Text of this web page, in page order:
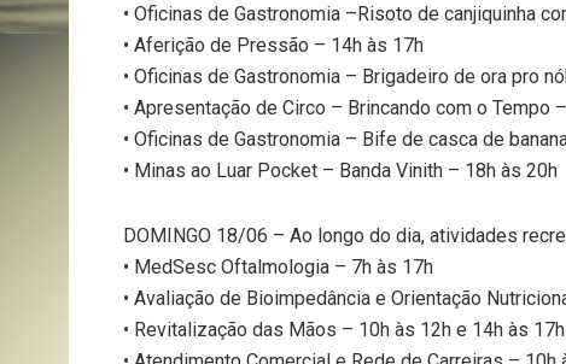
• Oficinas de Gastronomia –Risoto de canjiquinha
• Aferição de Pressão – 14h às 17h
• Oficinas de Gastronomia – Brigadeiro de ora pro
• Apresentação de Circo – Brincando com o Tempo
• Oficinas de Gastronomia – Bife de casca de
• Minas ao Luar Pocket – Banda Vinith – 18h às 20h
DOMINGO 18/06 – Ao longo do dia, atividades
• MedSesc Oftalmologia – 7h às 17h
• Avaliação de Bioimpedância e Orientação
• Revitalização das Mãos – 10h às 12h e 14h às 17h